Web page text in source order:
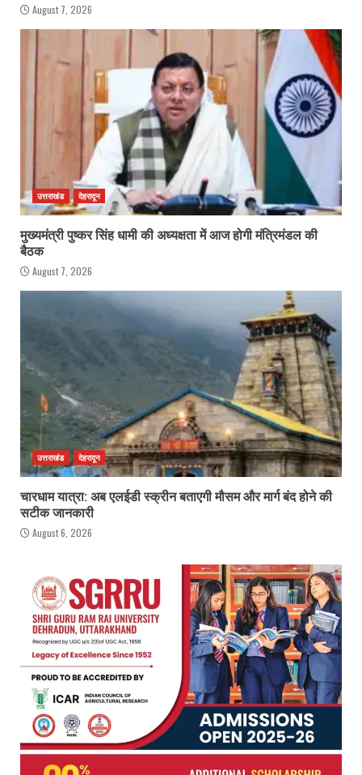
August 7, 2026
उत्तराखंड देहरादून
मुख्यमंत्री पुष्कर सिंह धामी की अध्यक्षता में आज होगी मंत्रिमंडल की
बैठक
August 7, 2026
उत्तराखंड देहरादून
चारधाम यात्रा: अब एलईडी स्क्रीन बताएगी मौसम और मार्ग बंद होने की
सटीक जानकारी
August 6, 2026